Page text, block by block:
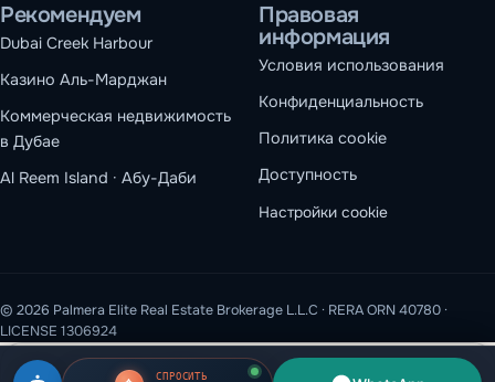
Рекомендуем
Dubai Creek Harbour
Казино Аль-Марджан
Коммерческая недвижимость
в Дубае
Al Reem Island · Абу-Даби
Правовая
информация
Условия использования
Конфиденциальность
Политика cookie
Доступность
Настройки cookie
© 2026 Palmera Elite Real Estate Brokerage L.L.C · RERA ORN 40780 ·
LICENSE 1306924
СПРОСИТЬ
Мы используем файлы cookie